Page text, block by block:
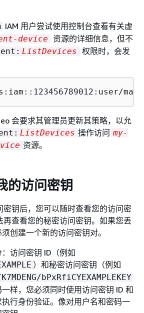
IAM 用户尝试使用控制台查看有关虚
device
资源的详细信息，但不
ListDevices 权限时，会发
会要求其管理员更新其策略，以允
ListDevices 操作访问 my-
资源。
的访问密钥
密钥后，您可以随时查看您的访问密
再查看您的秘密访问密钥。如果您丢
创建一个新的访问密钥对。
访问密钥 ID（例如
）和秘密访问密钥（例如
bPxRfiCYEXAMPLEKEY
样，您必须同时使用访问密钥 ID 和
行身份验证。像对用户名和密码一